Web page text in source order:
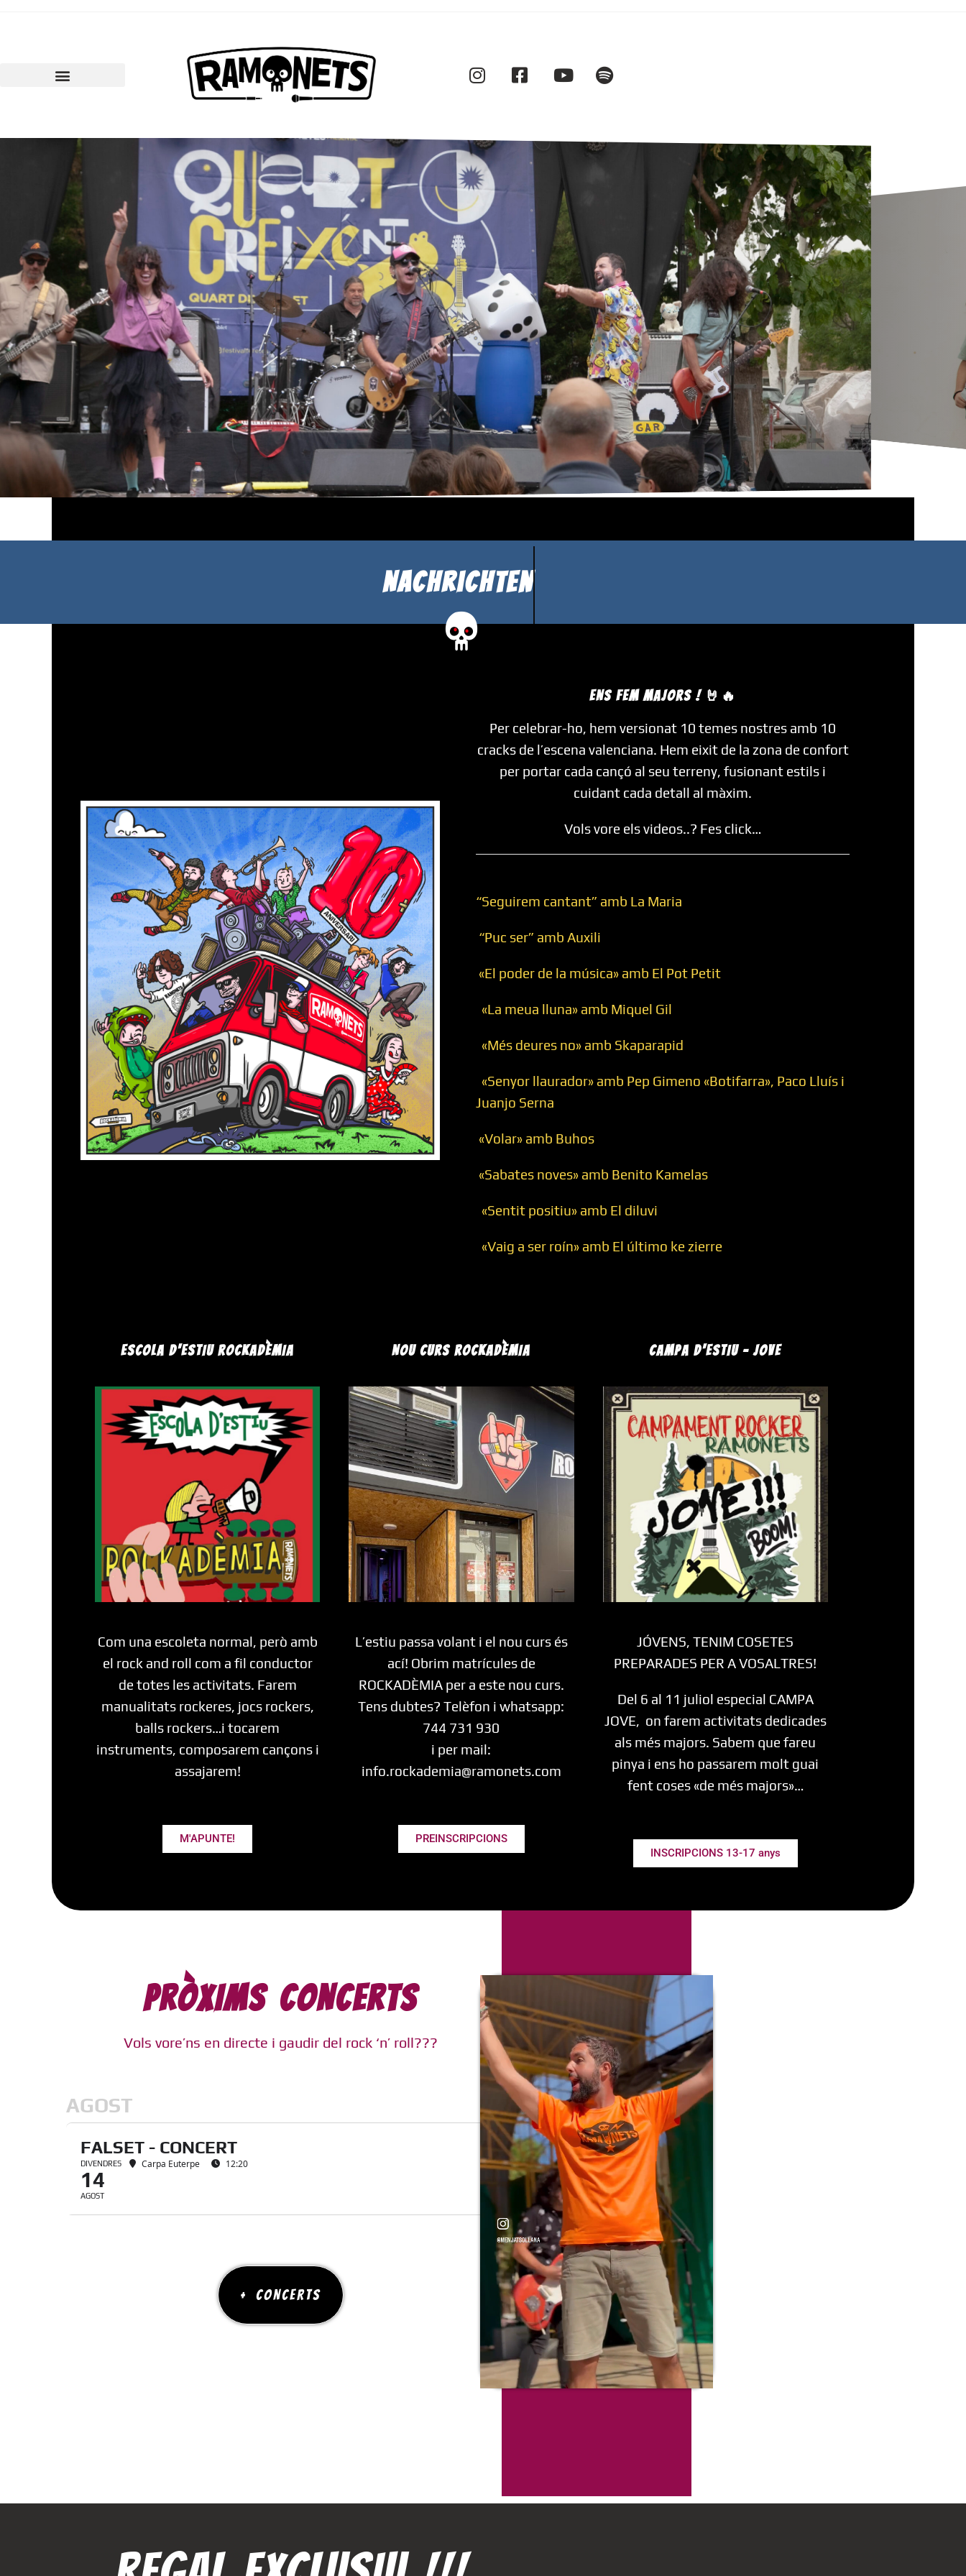
BERRIAK
ENS FEM MAJORS ! 🤘🔥
Per celebrar-ho, hem versionat 10 temes nostres amb 10
cracks de l’escena valenciana. Hem eixit de la zona de confort
per portar cada cançó al seu terreny, fusionant estils i
cuidant cada detall al màxim.
Vols vore els videos..? Fes click…
“Seguirem cantant” amb La Maria
“Puc ser” amb Auxili
«El poder de la música» amb El Pot Petit
«La meua lluna» amb Miquel Gil
«Més deures no» amb Skaparapid
«Senyor llaurador» amb Pep Gimeno «Botifarra», Paco Lluís i
Juanjo Serna
«Volar» amb Buhos
«Sabates noves» amb Benito Kamelas
«Sentit positiu» amb El diluvi
«Vaig a ser roín» amb El último ke zierre
ESCOLA D'ESTIU ROCKADÈMIA
Com una escoleta normal, però amb
el rock and roll com a fil conductor
de totes les activitats. Farem
manualitats rockeres, jocs rockers,
balls rockers…i tocarem
instruments, composarem cançons i
assajarem!
M'APUNTE!
NOU CURS ROCKADÈMIA
L’estiu passa volant i el nou curs és
ací! Obrim matrícules de
ROCKADÈMIA per a este nou curs.
Tens dubtes? Telèfon i whatsapp:
744 731 930‬
i per mail:
info.rockademia@ramonets.com
PREINSCRIPCIONS
CAMPA D'ESTIU - JOVE
JÓVENS, TENIM COSETES
PREPARADES PER A VOSALTRES!
Del 6 al 11 juliol especial CAMPA
JOVE, on farem activitats dedicades
als més majors. Sabem que fareu
pinya i ens ho passarem molt guai
fent coses «de més majors»…
INSCRIPCIONS 13-17 anys
PRÒXIMS CONCERTS
Vols vore’ns en directe i gaudir del rock ‘n’ roll???
AGOST
FALSET - CONCERT
DIVENDRES
14
AGOST
Carpa Euterpe 12:20
+ CONCERTS